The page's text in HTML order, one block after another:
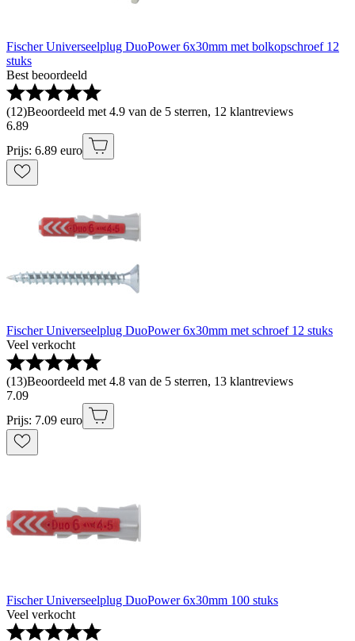
Fischer Universeelplug DuoPower 6x30mm met bolkopschroef 12
stuks
Best beoordeeld
(12)Beoordeeld met 4.9 van de 5 sterren, 12 klantreviews
6.89
Prijs: 6.89 euro
Fischer Universeelplug DuoPower 6x30mm met schroef 12 stuks
Veel verkocht
(13)Beoordeeld met 4.8 van de 5 sterren, 13 klantreviews
7.09
Prijs: 7.09 euro
Fischer Universeelplug DuoPower 6x30mm 100 stuks
Veel verkocht